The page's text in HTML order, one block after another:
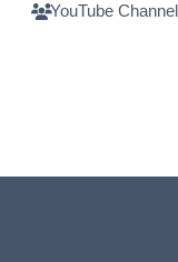
YouTube Channel